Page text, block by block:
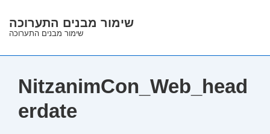
Skip
Main
שימור מבנים התערוכה
שימור מבנים התערוכה
NitzanimCon_Web_head
erdate